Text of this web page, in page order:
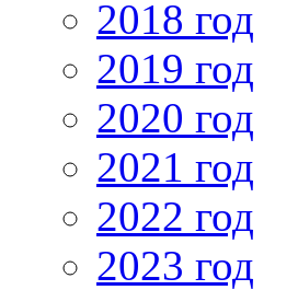
2018 год
2019 год
2020 год
2021 год
2022 год
2023 год